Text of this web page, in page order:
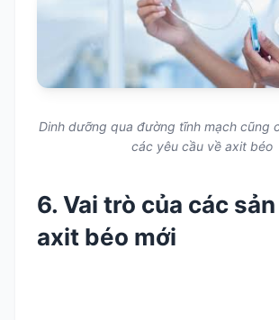
Dinh dưỡng qua đường tĩnh mạch cũng
các yêu cầu về axit béo
6. Vai trò của các
axit béo mới